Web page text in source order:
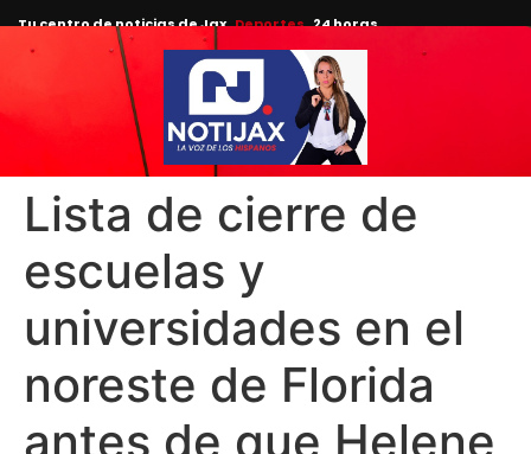
Tu centro de noticias de Jax Deportes 24 horas.
Lista de cierre de
escuelas y
universidades en el
noreste de Florida
antes de que Helene